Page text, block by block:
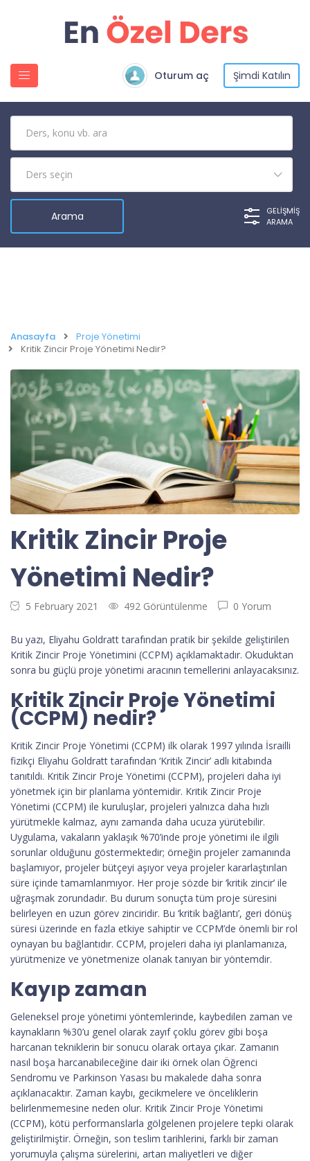
Oturum aç Şimdi Katılın
GELIŞMIŞ
ARAMA
Anasayfa
Proje Yönetimi
Kritik Zincir Proje Yönetimi Nedir?
Kritik Zincir Proje
Yönetimi Nedir?
5 February 2021 492 Görüntülenme 0 Yorum
Bu yazı, Eliyahu Goldratt tarafından pratik bir şekilde geliştirilen
Kritik Zincir Proje Yönetimini (CCPM) açıklamaktadır. Okuduktan
sonra bu güçlü proje yönetimi aracının temellerini anlayacaksınız.
Kritik Zincir Proje Yönetimi
(CCPM) nedir?
Kritik Zincir Proje Yönetimi (CCPM) ilk olarak 1997 yılında İsrailli
fizikçi Eliyahu Goldratt tarafından ‘Kritik Zincir’ adlı kitabında
tanıtıldı. Kritik Zincir Proje Yönetimi (CCPM), projeleri daha iyi
yönetmek için bir planlama yöntemidir. Kritik Zincir Proje
Yönetimi (CCPM) ile kuruluşlar, projeleri yalnızca daha hızlı
yürütmekle kalmaz, aynı zamanda daha ucuza yürütebilir.
Uygulama, vakaların yaklaşık %70’inde proje yönetimi ile ilgili
sorunlar olduğunu göstermektedir; örneğin projeler zamanında
başlamıyor, projeler bütçeyi aşıyor veya projeler kararlaştırılan
süre içinde tamamlanmıyor. Her proje sözde bir ‘kritik zincir’ ile
uğraşmak zorundadır. Bu durum sonuçta tüm proje süresini
belirleyen en uzun görev zinciridir. Bu ‘kritik bağlantı’, geri dönüş
süresi üzerinde en fazla etkiye sahiptir ve CCPM’de önemli bir rol
oynayan bu bağlantıdır. CCPM, projeleri daha iyi planlamanıza,
yürütmenize ve yönetmenize olanak tanıyan bir yöntemdir.
Kayıp zaman
Geleneksel proje yönetimi yöntemlerinde, kaybedilen zaman ve
kaynakların %30’u genel olarak zayıf çoklu görev gibi boşa
harcanan tekniklerin bir sonucu olarak ortaya çıkar. Zamanın
nasıl boşa harcanabileceğine dair iki örnek olan Öğrenci
Sendromu ve Parkinson Yasası bu makalede daha sonra
açıklanacaktır. Zaman kaybı, gecikmelere ve önceliklerin
belirlenmemesine neden olur. Kritik Zincir Proje Yönetimi
(CCPM), kötü performanslarla gölgelenen projelere tepki olarak
geliştirilmiştir. Örneğin, son teslim tarihlerini, farklı bir zaman
yorumuyla çalışma sürelerini, artan maliyetleri ve diğer